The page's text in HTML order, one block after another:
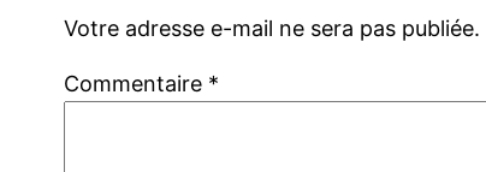
Votre adresse e-mail ne sera pas publiée.
Commentaire *